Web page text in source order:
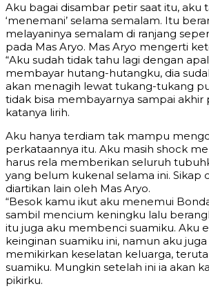
Aku bagai disambar petir saat itu, aku
‘menemani’ selama semalam. Itu
melayaninya semalam di ranjang
pada Mas Aryo. Mas Aryo mengerti
“Aku sudah tidak tahu lagi dengan
membayar hutang-hutangku, dia
akan menagih lewat tukang-tukang
tidak bisa membayarnya sampai akhir
katanya lirih.
Aku hanya terdiam tak mampu
perkataannya itu. Aku masih shock
harus rela memberikan seluruh
yang belum kukenal selama ini. Sikap
diartikan lain oleh Mas Aryo.
“Besok kamu ikut aku menemui
sambil mencium keningku lalu
itu juga aku membenci suamiku. Aku
keinginan suamiku ini, namun aku
memikirkan keselatan keluarga,
suamiku. Mungkin setelah ini ia akan
pikirku.